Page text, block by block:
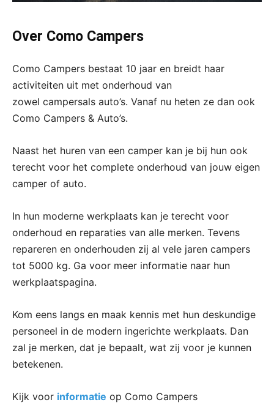
Over Como Campers
Como Campers bestaat 10 jaar en breidt haar
activiteiten uit met onderhoud van
zowel campersals auto’s. Vanaf nu heten ze dan ook
Como Campers & Auto’s.
Naast het huren van een camper kan je bij hun ook
terecht voor het complete onderhoud van jouw eigen
camper of auto.
In hun moderne werkplaats kan je terecht voor
onderhoud en reparaties van alle merken. Tevens
repareren en onderhouden zij al vele jaren campers
tot 5000 kg. Ga voor meer informatie naar hun
werkplaatspagina.
Kom eens langs en maak kennis met hun deskundige
personeel in de modern ingerichte werkplaats. Dan
zal je merken, dat je bepaalt, wat zij voor je kunnen
betekenen.
Kijk voor informatie op Como Campers